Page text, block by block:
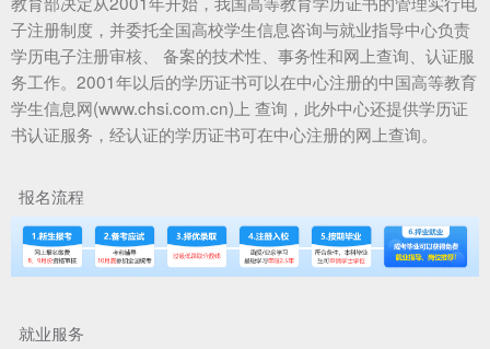
子注册制度，并委托全国高校学生信息咨询与就业指导中心负责
学历电子注册审核、 备案的技术性、事务性和网上查询、认证服
务工作。2001年以后的学历证书可以在中心注册的中国高等教育
学生信息网(www.chsi.com.cn)上 查询，此外中心还提供学历证
书认证服务，经认证的学历证书可在中心注册的网上查询。
报名流程
就业服务